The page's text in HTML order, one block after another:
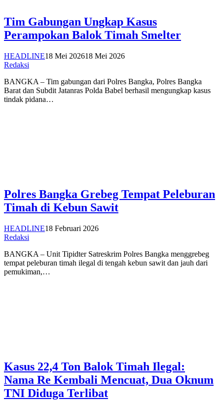
Tim Gabungan Ungkap Kasus
Perampokan Balok Timah Smelter
HEADLINE18 Mei 202618 Mei 2026
Redaksi
BANGKA – Tim gabungan dari Polres Bangka, Polres Bangka
Barat dan Subdit Jatanras Polda Babel berhasil mengungkap kasus
tindak pidana…
Polres Bangka Grebeg Tempat Peleburan
Timah di Kebun Sawit
HEADLINE18 Februari 2026
Redaksi
BANGKA – Unit Tipidter Satreskrim Polres Bangka menggrebeg
tempat peleburan timah ilegal di tengah kebun sawit dan jauh dari
pemukiman,…
Kasus 22,4 Ton Balok Timah Ilegal:
Nama Re Kembali Mencuat, Dua Oknum
TNI Diduga Terlibat